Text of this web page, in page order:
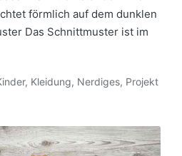
förmlich auf dem dunklen
Das Schnittmuster ist im
, Kleidung, Nerdiges, Projekt